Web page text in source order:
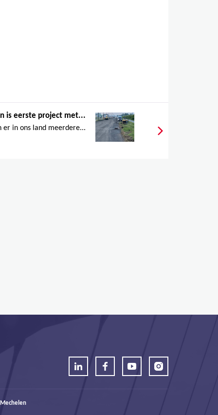
is eerste project met...
er in ons land meerdere...